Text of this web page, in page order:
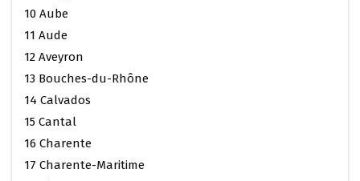
10 Aube
11 Aude
12 Aveyron
13 Bouches-du-Rhône
14 Calvados
15 Cantal
16 Charente
17 Charente-Maritime